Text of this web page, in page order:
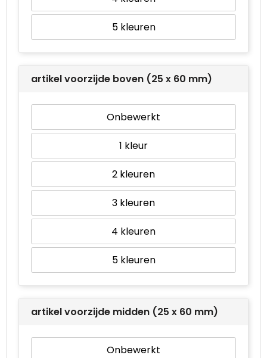
5
artikel voorzijde boven (25 x 60 mm)
Onbewerkt
1
2
3
4
5
artikel voorzijde midden (25 x 60 mm)
Onbewerkt